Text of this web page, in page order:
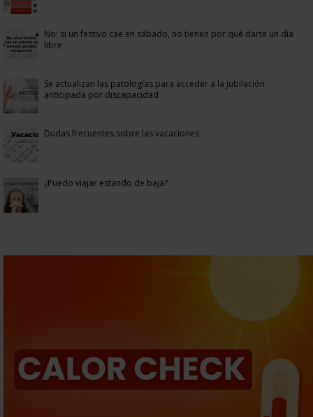
No: si un festivo cae en sábado, no tienen por qué darte un día
libre
Se actualizan las patologías para acceder a la jubilación
anticipada por discapacidad
Dudas frecuentes sobre las vacaciones
¿Puedo viajar estando de baja?